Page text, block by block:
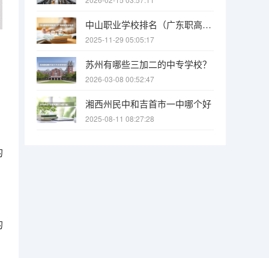
中山职业学校排名（广东职高学校排名前十）
2025-11-29 05:05:17
苏州有哪些三加二的中专学校？
2026-03-08 00:52:47
湘西州民中和吉首市一中哪个好
2025-08-11 08:27:28